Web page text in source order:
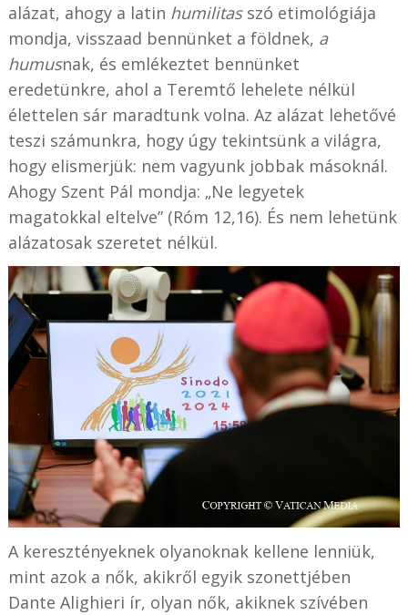
alázat, ahogy a latin humilitasszó etimológiája
mondja, visszaad bennünket a földnek, a
humusnak, és emlékeztet bennünket
eredetünkre, ahol a Teremtő lehelete nélkül
élettelen sár maradtunk volna. Az alázat lehetővé
teszi számunkra, hogy úgy tekintsünk a világra,
hogy elismerjük: nem vagyunk jobbak másoknál.
Ahogy Szent Pál mondja: „Ne legyetek
magatokkal eltelve” (Róm 12,16). És nem lehetünk
alázatosak szeretet nélkül.
A keresztényeknek olyanoknak kellene lenniük,
mint azok a nők, akikről egyik szonettjében
Dante Alighieri ír, olyan nők, akiknek szívében